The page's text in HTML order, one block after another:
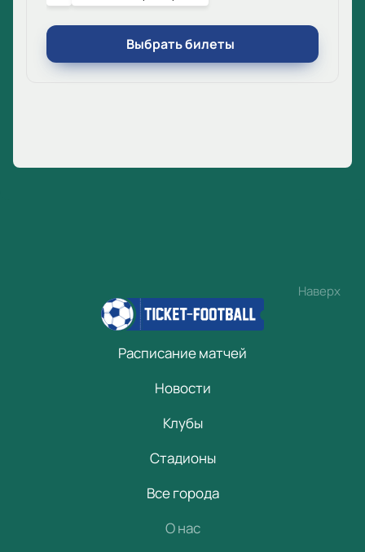
Выбрать билеты
Наверх
Расписание матчей
Новости
Клубы
Стадионы
Все города
О нас